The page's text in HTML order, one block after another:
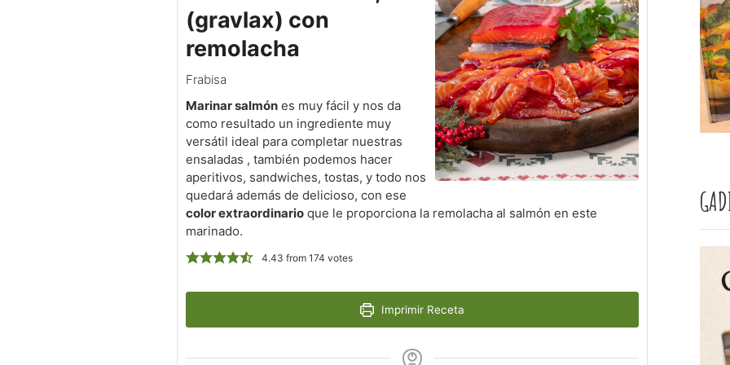
(gravlax) con
remolacha
Frabisa
Marinar salmón es muy fácil y nos da
como resultado un ingrediente muy
versátil ideal para completar nuestras
ensaladas , también podemos hacer
aperitivos, sandwiches, tostas, y todo nos
quedará además de delicioso, con ese
color extraordinario que le proporciona la remolacha al salmón en este
marinado.
4.43 from 174 votes
Imprimir Receta